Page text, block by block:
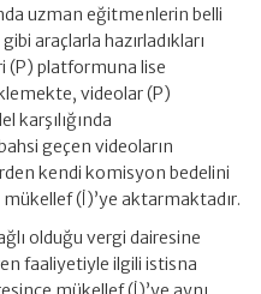
uzman eğitmenlerin belli
araçlarla hazırladıkları
(P) platformuna lise
videolar (P)
karşılığında
geçen videoların
kendi komisyon bedelini
(İ)’ye aktarmaktadır.
olduğu vergi dairesine
faaliyetiyle ilgili istisna